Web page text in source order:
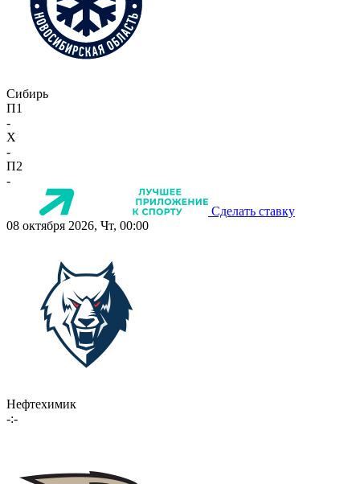
Сибирь
П1
-
X
-
П2
-
Сделать ставку
08 октября 2026, Чт, 00:00
Нефтехимик
-:-